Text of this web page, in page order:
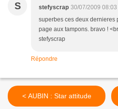
S stefyscrap 30/07/2009 08:03
superbes ces deux dernieres
page aux tampons. bravo !
stefyscrap
Répondre
< AUBIN : Star attitude